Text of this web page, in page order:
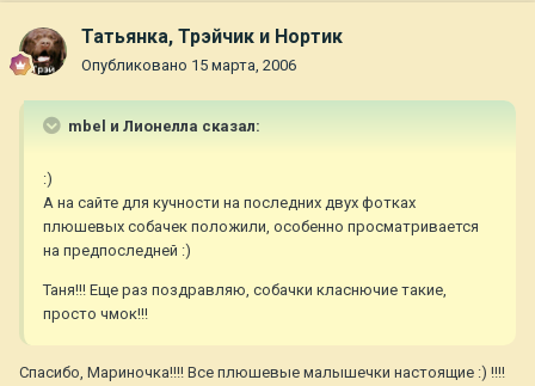
Татьянка, Трэйчик и Нортик
Опубликовано 15 марта, 2006
mbel и Лионелла сказал:
:)
А на сайте для кучности на последних двух фотках
плюшевых собачек положили, особенно просматривается
на предпоследней :)
Таня!!! Еще раз поздравляю, собачки класнючие такие,
просто чмок!!!
Спасибо, Мариночка!!!! Все плюшевые малышечки настоящие :) !!!!